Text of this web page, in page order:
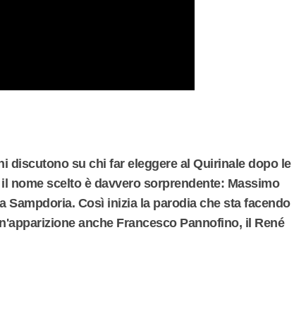
discutono su chi far eleggere al Quirinale dopo le
nome scelto è davvero sorprendente: Massimo
Sampdoria. Così inizia la parodia che sta facendo
anche Francesco Pannofino, il René